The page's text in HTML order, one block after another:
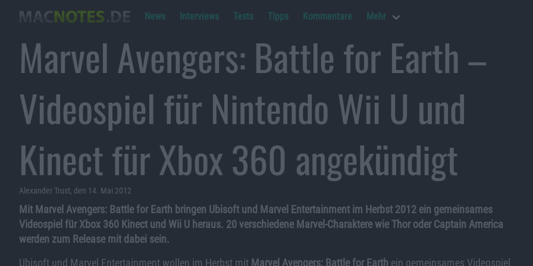
News Interviews Tests Tipps Kommentare Mehr
Marvel Avengers: Battle for Earth –
Videospiel für Nintendo Wii U und
Kinect für Xbox 360 angekündigt
Alexander Trust, den 14. Mai 2012
Mit Marvel Avengers: Battle for Earth bringen Ubisoft und Marvel Entertainment im Herbst 2012 ein gemeinsames
Videospiel für Xbox 360 Kinect und Wii U heraus. 20 verschiedene Marvel-Charaktere wie Thor oder Captain America
werden zum Release mit dabei sein.
Ubisoft und Marvel Entertainment wollen im Herbst mit Marvel Avengers: Battle for Earth ein gemeinsames Videospiel